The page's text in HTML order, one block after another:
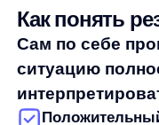
Например, высокий
может дать меньше
на крупном проекте.
читать не отдельно, а
и масштабом